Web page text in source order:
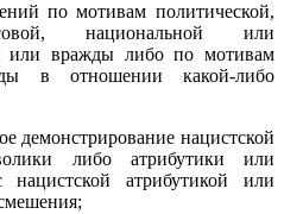
по мотивам политической,
национальной или
или вражды либо по мотивам
в отношении какой-либо
демонстрирование нацистской
либо атрибутики или
атрибутикой или